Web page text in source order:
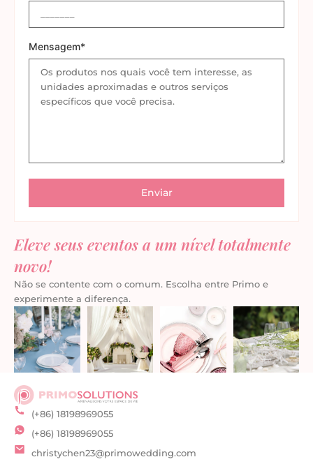
Mensagem*
Eleve seus eventos a um nível totalmente
novo!
Não se contente com o comum. Escolha entre Primo e
experimente a diferença.
(+86) 18198969055
(+86) 18198969055
christychen23@primowedding.com